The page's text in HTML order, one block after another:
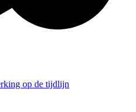
op de tijdlijn